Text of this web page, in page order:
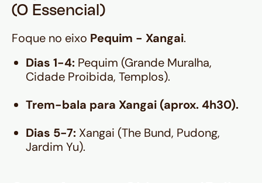
(O Essencial)
Foque no eixo Pequim - Xangai.
Dias 1-4: Pequim (Grande Muralha,
Cidade Proibida, Templos).
Trem-bala para Xangai (aprox. 4h30).
Dias 5-7: Xangai (The Bund, Pudong,
Jardim Yu).